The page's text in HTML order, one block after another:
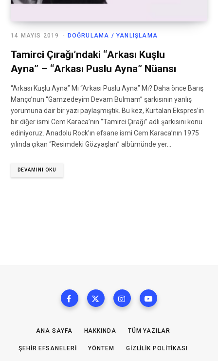
DOĞRULAMA / YANLIŞLAMA
14 MAYIS 2019
Tamirci Çırağı’ndaki “Arkası Kuşlu
Ayna” – “Arkası Puslu Ayna” Nüansı
“Arkası Kuşlu Ayna” Mı “Arkası Puslu Ayna” Mı? Daha önce Barış
Manço’nun “Gamzedeyim Devam Bulmam” şarkısının yanlış
yorumuna dair bir yazı paylaşmıştık. Bu kez, Kurtalan Ekspres’in
bir diğer ismi Cem Karaca’nın “Tamirci Çırağı” adlı şarkısını konu
ediniyoruz. Anadolu Rock’ın efsane ismi Cem Karaca’nın 1975
yılında çıkan “Resimdeki Gözyaşları” albümünde yer…
DEVAMINI OKU
ANA SAYFA HAKKINDA TÜM YAZILAR
ŞEHIR EFSANELERI YÖNTEM GIZLILIK POLITIKASI